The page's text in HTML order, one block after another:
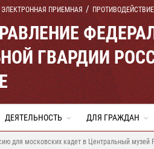
ЭЛЕКТРОННАЯ ПРИЕМНАЯ
ГВАРДИИ
ДЕЯТЕЛЬНОСТЬ ДЛЯ ГРАЖДАН
для московских кадет в Центральный музей